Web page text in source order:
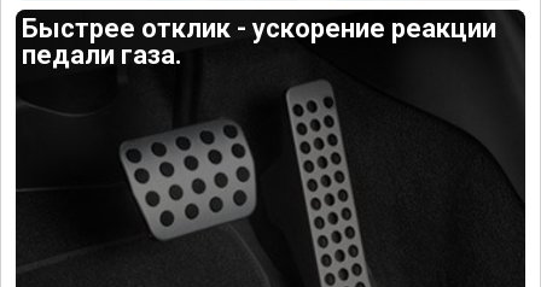
Быстрее отклик - ускорение реакции
педали газа.